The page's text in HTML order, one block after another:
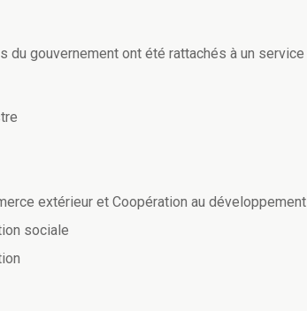
gouvernement ont été rattachés à un service
extérieur et Coopération au développement
sociale